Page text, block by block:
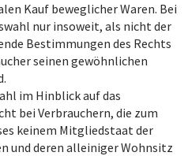
Kauf beweglicher Waren. Bei
nur insoweit, als nicht der
Bestimmungen des Rechts
seinen gewöhnlichen
im Hinblick auf das
bei Verbrauchern, die zum
keinem Mitgliedstaat der
und deren alleiniger Wohnsitz